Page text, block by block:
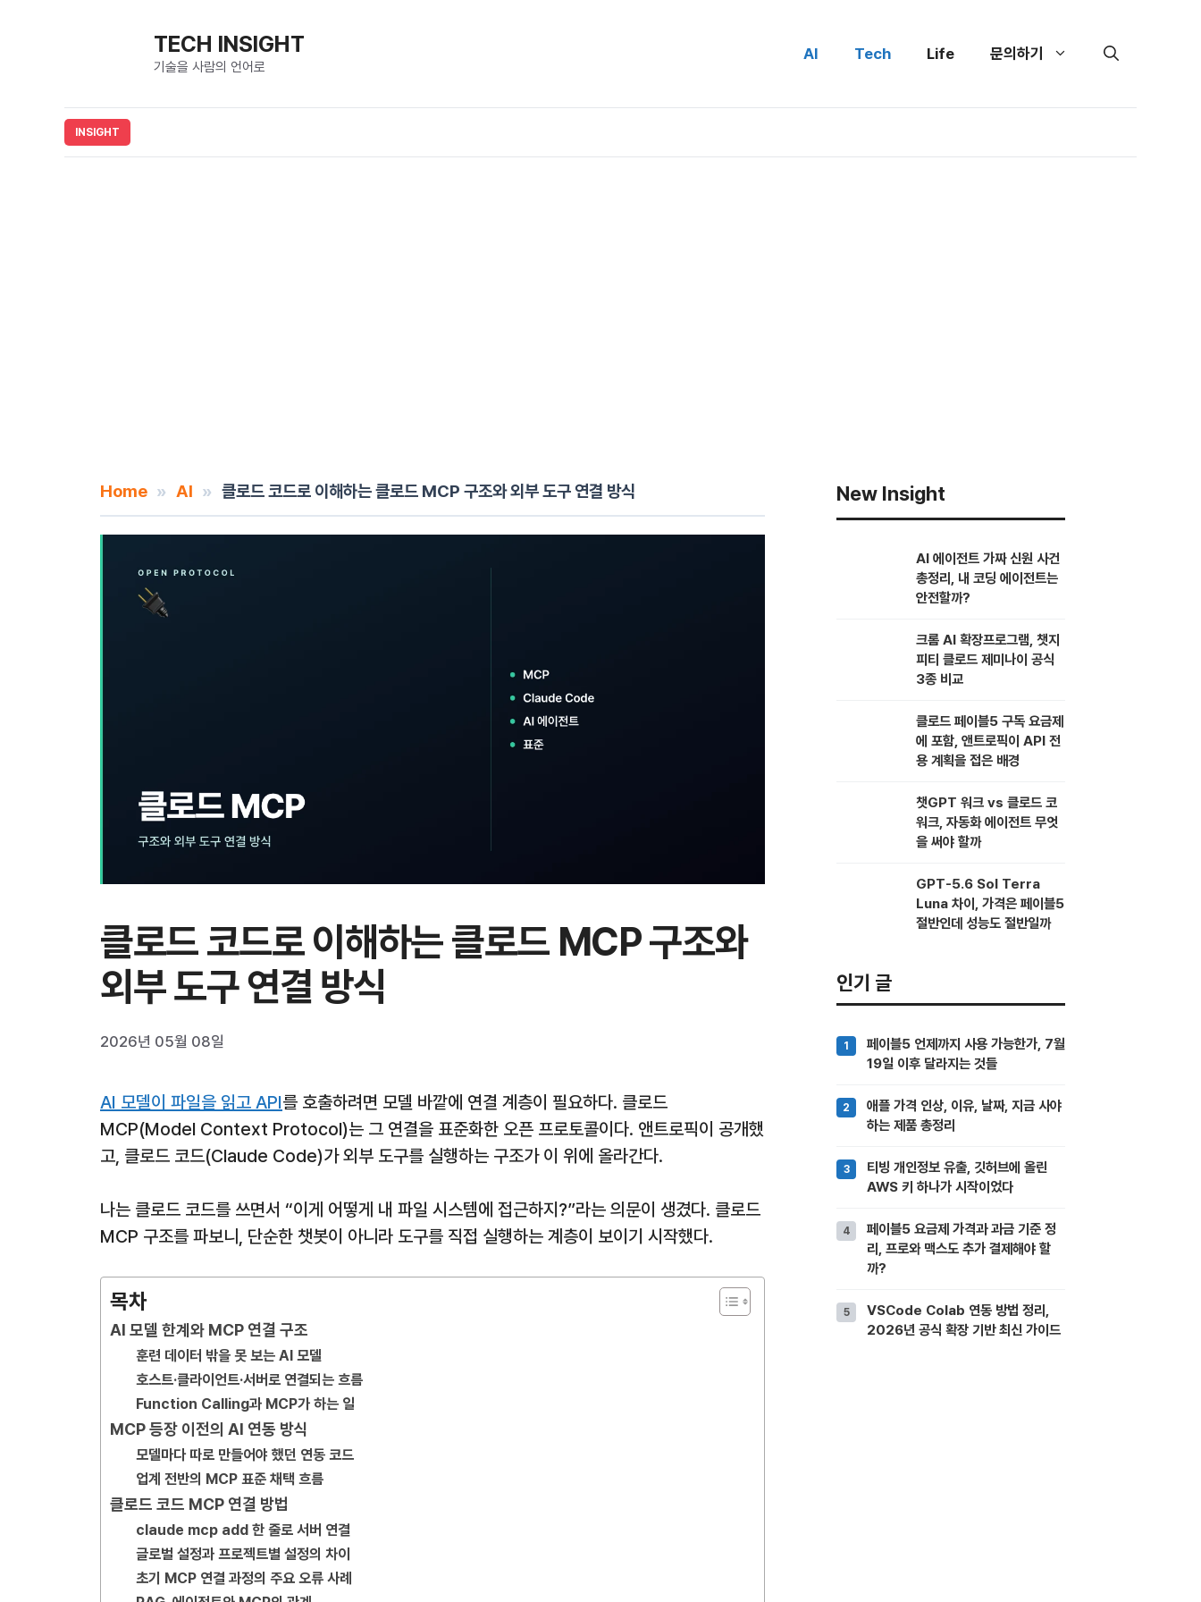
TECH INSIGHT
기술을 사람의 언어로
AI Tech Life 문의하기
Home » AI » 클로드 코드로 이해하는 클로드 MCP 구조와 외부 도구 연결 방식
클로드 코드로 이해하는 클로드 MCP 구조와
외부 도구 연결 방식
2026년 05월 08일
AI 모델이 파일을 읽고 API를 호출하려면 모델 바깥에 연결 계층이 필요하다. 클로드
MCP(Model Context Protocol)는 그 연결을 표준화한 오픈 프로토콜이다. 앤트로픽이 공개했
고, 클로드 코드(Claude Code)가 외부 도구를 실행하는 구조가 이 위에 올라간다.
나는 클로드 코드를 쓰면서 “이게 어떻게 내 파일 시스템에 접근하지?”라는 의문이 생겼다. 클로드
MCP 구조를 파보니, 단순한 챗봇이 아니라 도구를 직접 실행하는 계층이 보이기 시작했다.
목차
AI 모델 한계와 MCP 연결 구조
훈련 데이터 밖을 못 보는 AI 모델
호스트·클라이언트·서버로 연결되는 흐름
Function Calling과 MCP가 하는 일
MCP 등장 이전의 AI 연동 방식
모델마다 따로 만들어야 했던 연동 코드
업계 전반의 MCP 표준 채택 흐름
클로드 코드 MCP 연결 방법
claude mcp add 한 줄로 서버 연결
글로벌 설정과 프로젝트별 설정의 차이
초기 MCP 연결 과정의 주요 오류 사례
New Insight
AI 에이전트 가짜 신원 사건
총정리, 내 코딩 에이전트는
안전할까?
크롬 AI 확장프로그램, 챗지
피티 클로드 제미나이 공식
3종 비교
클로드 페이블5 구독 요금제
에 포함, 앤트로픽이 API 전
용 계획을 접은 배경
챗GPT 워크 vs 클로드 코
워크, 자동화 에이전트 무엇
을 써야 할까
GPT-5.6 Sol Terra
Luna 차이, 가격은 페이블5
절반인데 성능도 절반일까
인기 글
페이블5 언제까지 사용 가능한가, 7월
19일 이후 달라지는 것들
애플 가격 인상, 이유, 날짜, 지금 사야
하는 제품 총정리
티빙 개인정보 유출, 깃허브에 올린
AWS 키 하나가 시작이었다
페이블5 요금제 가격과 과금 기준 정
리, 프로와 맥스도 추가 결제해야 할
까?
VSCode Colab 연동 방법 정리,
2026년 공식 확장 기반 최신 가이드